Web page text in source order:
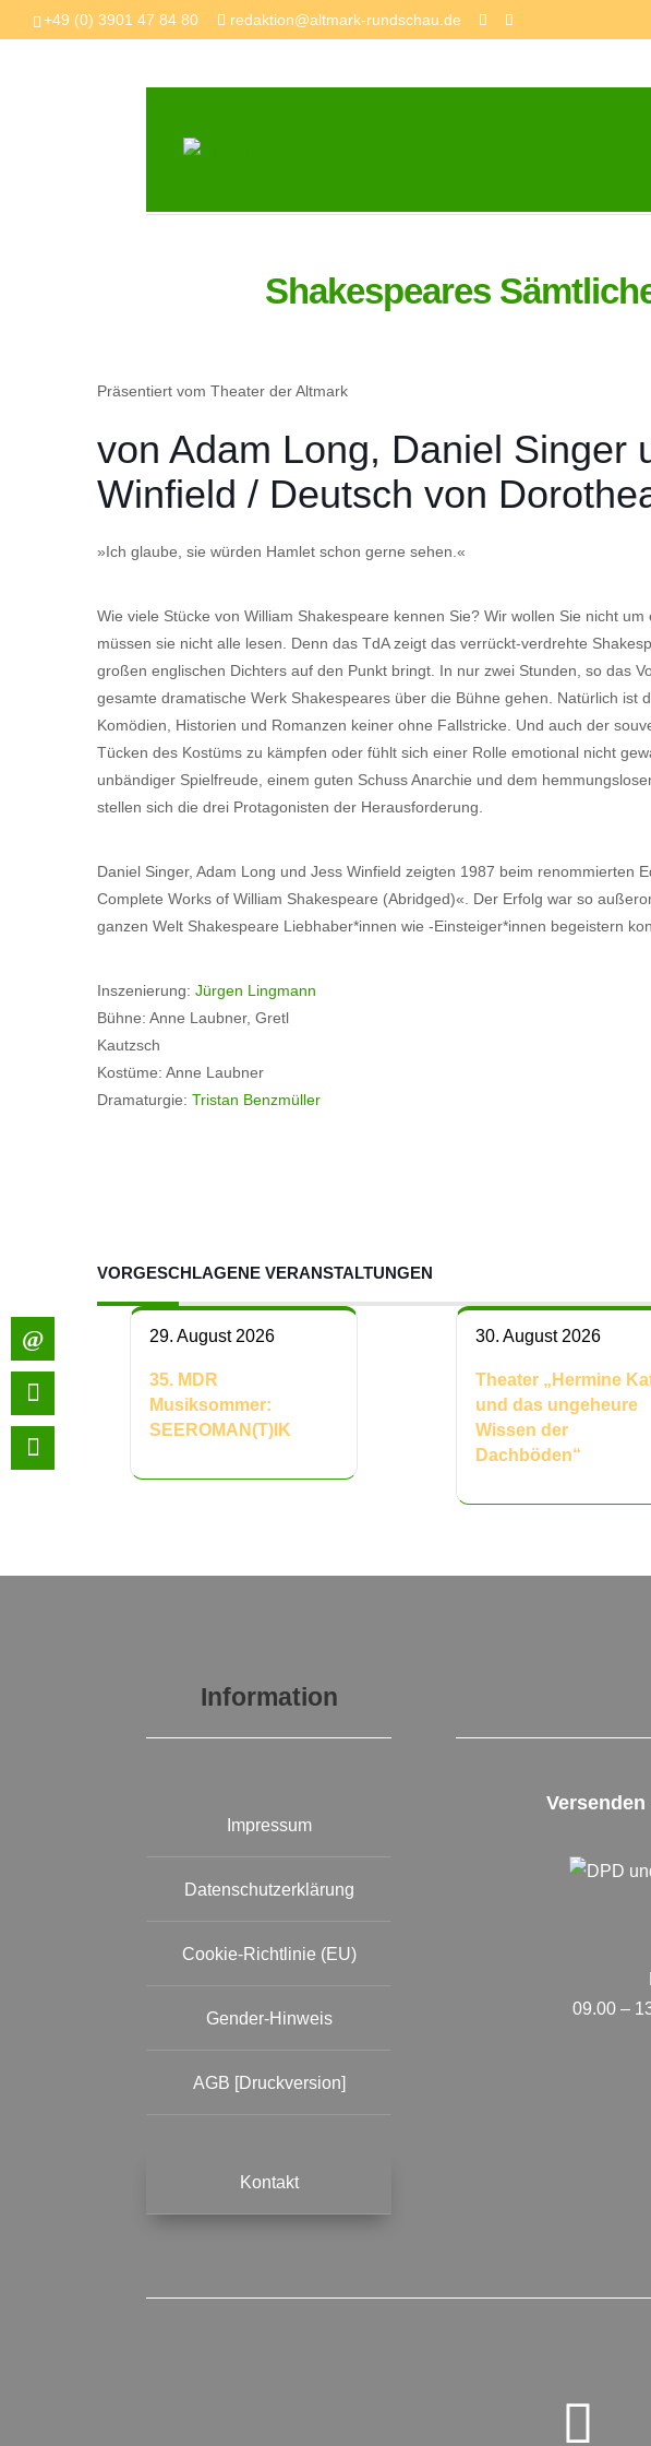
+49 (0) 3901 47 84 80 redaktion@altmark-rundschau.de
Shakespeares
Präsentiert vom Theater der Altmark
von Adam Long, Daniel Singer
Winfield / Deutsch von
»Ich glaube, sie würden Hamlet schon gerne sehen.«
Wie viele Stücke von William Shakespeare kennen Sie? Wir wollen Sie nicht
müssen sie nicht alle lesen. Denn das TdA zeigt das verrückt-verdrehte
großen englischen Dichters auf den Punkt bringt. In nur zwei Stunden, so das
gesamte dramatische Werk Shakespeares über die Bühne gehen. Natürlich ist
Komödien, Historien und Romanzen keiner ohne Fallstricke. Und auch der
Tücken des Kostüms zu kämpfen oder fühlt sich einer Rolle emotional nicht
unbändiger Spielfreude, einem guten Schuss Anarchie und dem
stellen sich die drei Protagonisten der Herausforderung.
Daniel Singer, Adam Long und Jess Winfield zeigten 1987 beim renommierten
Complete Works of William Shakespeare (Abridged)«. Der Erfolg war so
ganzen Welt Shakespeare Liebhaber*innen wie -Einsteiger*innen begeistern
Inszenierung: Jürgen Lingmann
Bühne: Anne Laubner, Gretl
Kostüme: Anne Laubner
Dramaturgie: Tristan Benzmüller
VORGESCHLAGENE VERANSTALTUNGEN
29. August 2026
35. MDR
Musiksommer:
SEEROMAN(T)IK
30. August 2026
Theater „Hermine
und das ungeheure
Wissen der
Dachböden“
Information
Impressum
Datenschutzerklärung
Cookie-Richtlinie (EU)
Gender-Hinweis
AGB [Druckversion]
Kontakt
09.00 –